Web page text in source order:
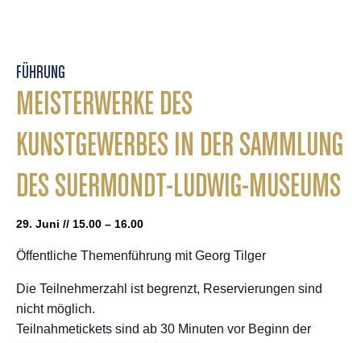
FÜHRUNG
MEISTERWERKE DES
KUNSTGEWERBES IN DER SAMMLUNG
DES SUERMONDT-LUDWIG-MUSEUMS
29. Juni // 15.00 – 16.00
Öffentliche Themenführung mit Georg Tilger
Die Teilnehmerzahl ist begrenzt, Reservierungen sind
nicht möglich.
Teilnahmetickets sind ab 30 Minuten vor Beginn der